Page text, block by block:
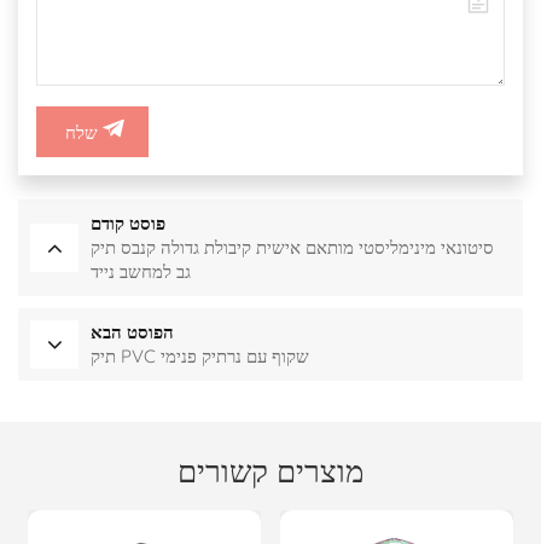
שלח
פוסט קודם
סיטונאי מינימליסטי מותאם אישית קיבולת גדולה קנבס תיק
גב למחשב נייד
הפוסט הבא
תיק PVC שקוף עם נרתיק פנימי
מוצרים קשורים